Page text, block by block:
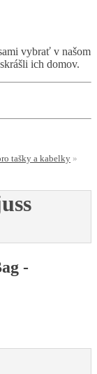
vybrať v našom
ich domov.
tašky a kabelky »
-